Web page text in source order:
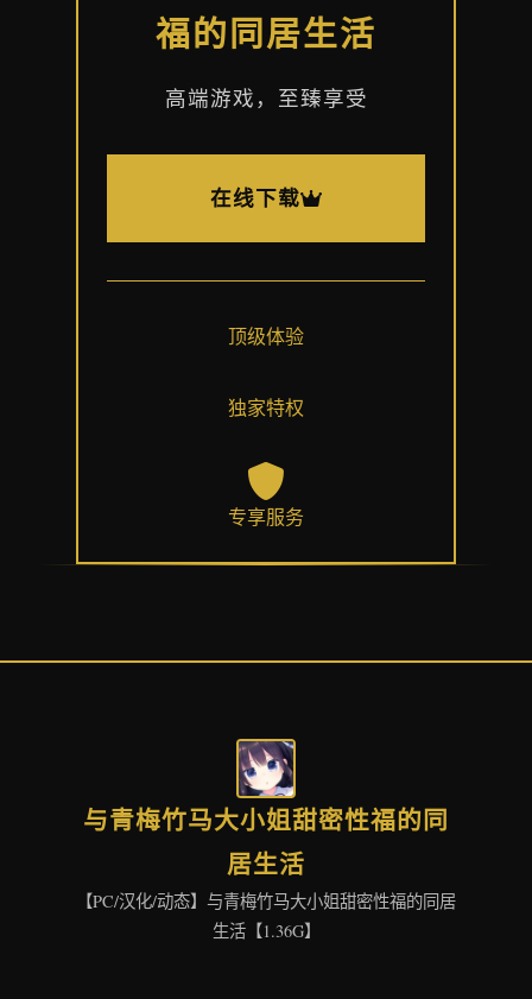
福的同居生活
高端游戏，至臻享受
在线下载
顶级体验
独家特权
专享服务
与青梅竹马大小姐甜密性福的同
居生活
【PC/汉化/动态】与青梅竹马大小姐甜密性福的同居
生活【1.36G】